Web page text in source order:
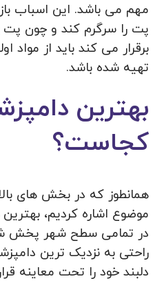
مهم می باشد. این اسباب
پت را سرگرم کند و چون پت
برقرار می کند باید از مواد
تهیه شده باشد.
بهترین
کجاست؟
همانطوز که در بخش های
موضوع اشاره کردیم،
در تمامی سطح شهر پخش
راحتی به نزدیک ترین
دلبند خود را تحت معاینه